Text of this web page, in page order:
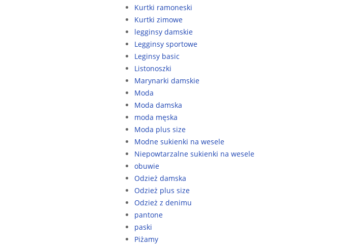
Kurtki ramoneski
Kurtki zimowe
legginsy damskie
Legginsy sportowe
Leginsy basic
Listonoszki
Marynarki damskie
Moda
Moda damska
moda męska
Moda plus size
Modne sukienki na wesele
Niepowtarzalne sukienki na wesele
obuwie
Odzież damska
Odzież plus size
Odzież z denimu
pantone
paski
Piżamy